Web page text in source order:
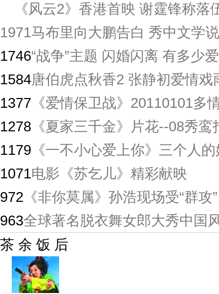
《风云2》香港首映 谢霆锋称
1971马布里向大鹏告白 秀中文学
1746“战争”主题 闪婚闪离 有多少
1584唐伯虎点秋香2 张静初爱情戏
1377 《爱情保卫战》20110101多
1278 《夏家三千金》片花--08秀鸾
1179 《一不小心爱上你》三个人
1071电影《苏乞儿》精彩献映
972 《非你莫属》孙浩现场受“群攻”
963全球著名脱衣舞女郎大秀中国
茶 余 饭 后